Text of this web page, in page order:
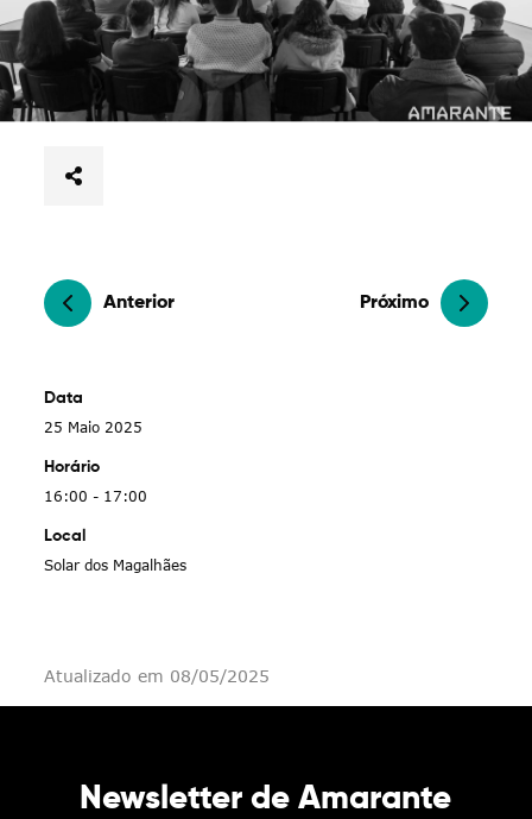
Filtros
Anterior Próximo
Data
25 Maio 2025
Horário
16:00 - 17:00
Local
Solar dos Magalhães
Atualizado em 08/05/2025
Newsletter de Amarante